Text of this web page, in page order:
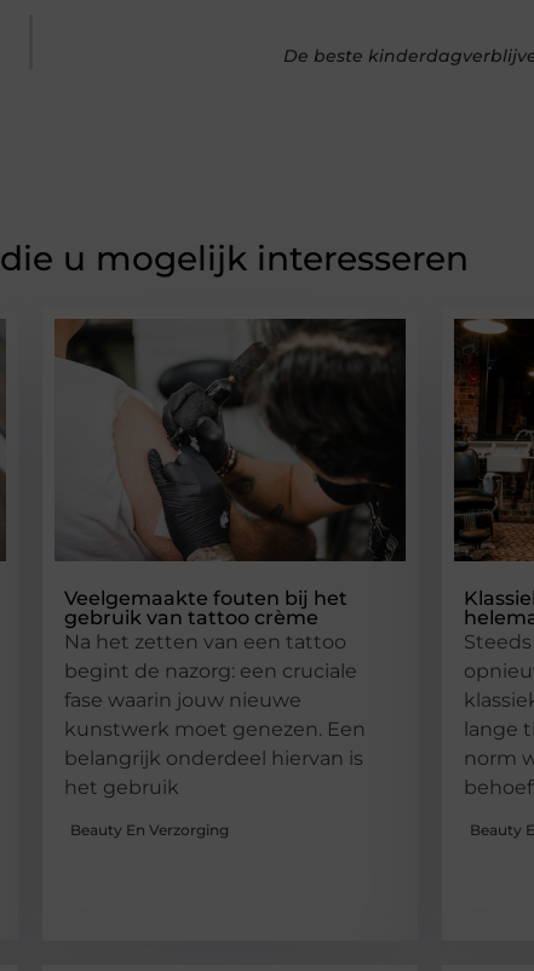
De beste
die u mogelijk interesseren
Veelgemaakte fouten bij het
gebruik van tattoo crème
Na het zetten van een tattoo
begint de nazorg: een cruciale
fase waarin jouw nieuwe
kunstwerk moet genezen. Een
belangrijk onderdeel hiervan is
het gebruik
Beauty En Verzorging
lange
norm
Beauty